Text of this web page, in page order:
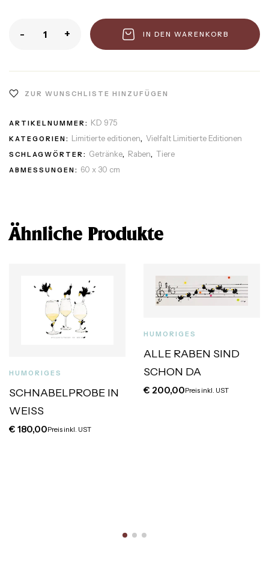
- + IN DEN WARENKORB
ZUR WUNSCHLISTE HINZUFÜGEN
ARTIKELNUMMER: KD 975
KATEGORIEN: Limitierte editionen, Vielfalt Limitierte Editionen
SCHLAGWÖRTER: Getränke, Raben, Tiere
ABMESSUNGEN: 60 x 30 cm
Ähnliche Produkte
HUMORIGES
SCHNABELPROBE IN
WEISS
€ 180,00Preis inkl. UST
HUMORIGES
ALLE RABEN SIND
SCHON DA
€ 200,00Preis inkl. UST